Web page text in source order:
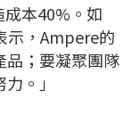
本40%。如
示，Ampere的
品；要凝聚團隊
。」